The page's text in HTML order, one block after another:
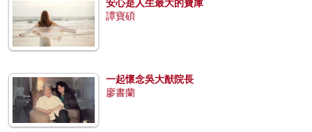
安心是人生最大的寶庫
譚寶碩
一起懷念吳大猷院長
廖書蘭